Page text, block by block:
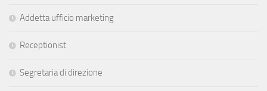
Addetta ufficio marketing
Receptionist
Segretaria di direzione